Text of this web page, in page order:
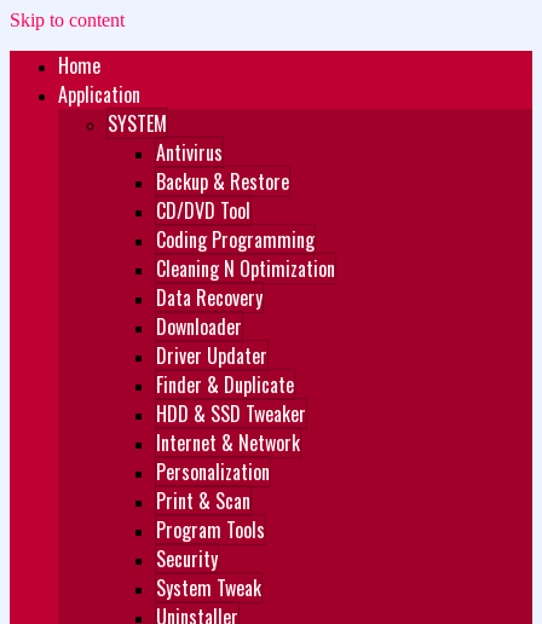
Skip to content
Zukét Printing
Free Download
Home
Application
SYSTEM
Antivirus
Backup & Restore
CD/DVD Tool
Coding Programming
Cleaning N Optimization
Data Recovery
Downloader
Driver Updater
Finder & Duplicate
HDD & SSD Tweaker
Internet & Network
Personalization
Print & Scan
Program Tools
Security
System Tweak
Uninstaller